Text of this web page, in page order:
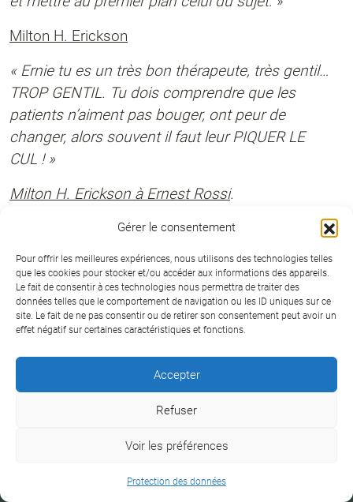
Gérer le consentement
Pour offrir les meilleures expériences, nous utilisons des technologies telles
que les cookies pour stocker et/ou accéder aux informations des appareils.
Le fait de consentir à ces technologies nous permettra de traiter des
données telles que le comportement de navigation ou les ID uniques sur ce
site. Le fait de ne pas consentir ou de retirer son consentement peut avoir un
effet négatif sur certaines caractéristiques et fonctions.
Accepter
Refuser
Voir les préférences
Protection des données
Milton H. Erickson
« Ernie tu es un très bon thérapeute, très gentil…
TROP GENTIL. Tu dois comprendre que les
patients n’aiment pas bouger, ont peur de
changer, alors souvent il faut leur PIQUER LE
CUL ! »
Milton H. Erickson à Ernest Rossi.
« Ce ne sont pas les pensées anxiogènes en elles-
mêmes qui posent problème, mais le crédit que
nous leur accordons. »
Russ Harris-Yves-Alexandre Thalmann.
une pensée n’est pas non plus la réalité,
seulement une représentation mentale de cette
réalité, qui plus est, souvent biaisée. »
Yves-Alexandre Thalmann.
« Avoir peur est humain, surtout quand on est